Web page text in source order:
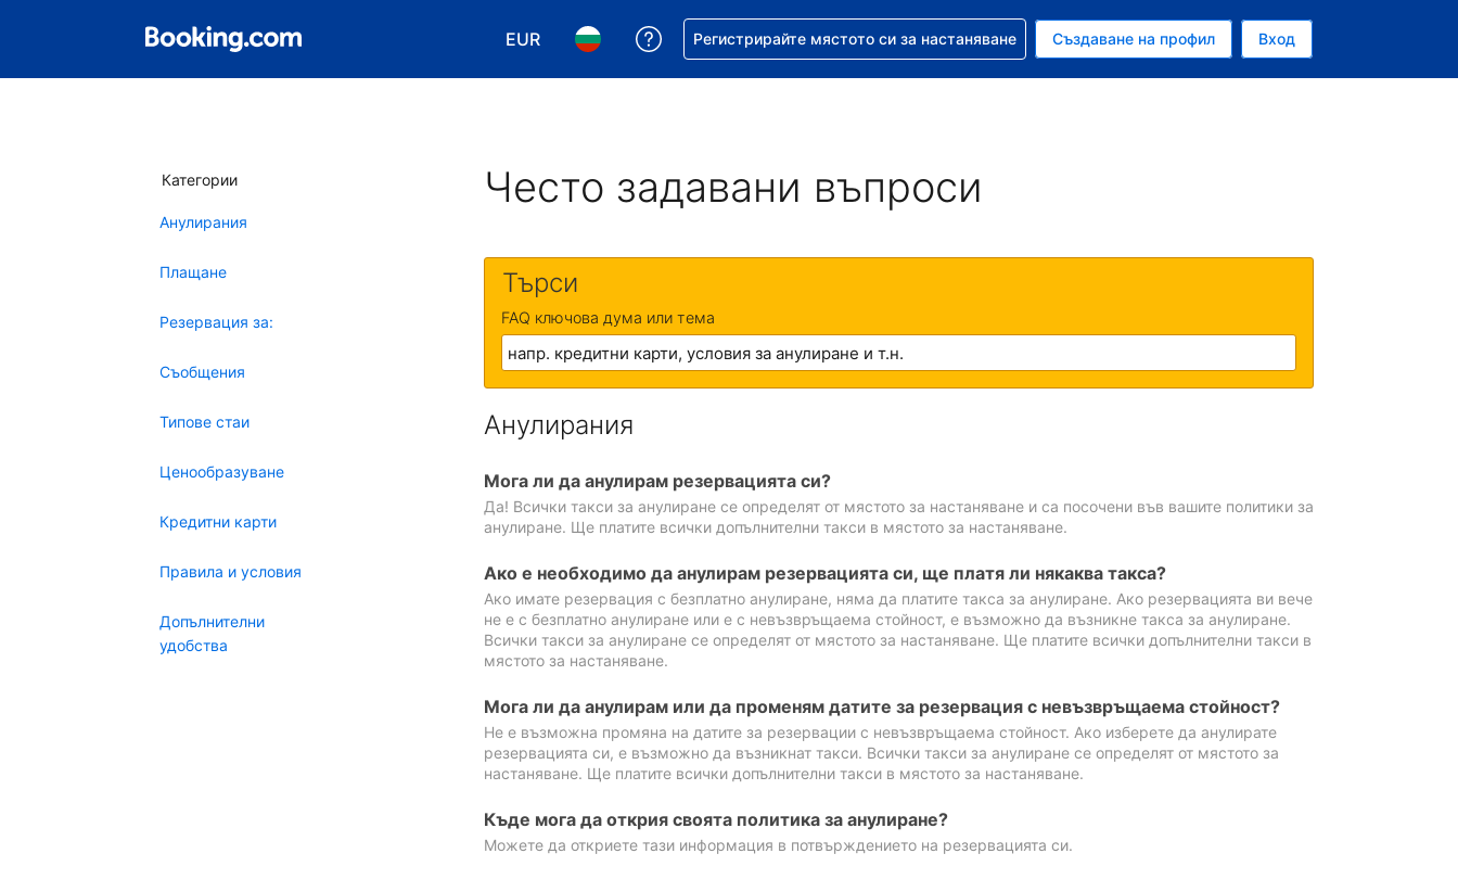
EUR
Избор на валута. Избрана валута - Евро
Избор на език. Избран език - Български
Помощ с резервацията ви
Регистрирайте мястото си за настаняване Създаване на профил Вход
Категории
Анулирания
Плащане
Резервация за:
Съобщения
Типове стаи
Ценообразуване
Кредитни карти
Правила и условия
Допълнителни
удобства
Често задавани въпроси
Търси
FAQ ключова дума или тема
Анулирания
Мога ли да анулирам резервацията си?
Да! Всички такси за анулиране се определят от мястото за настаняване и са посочени във вашите политики за
анулиране. Ще платите всички допълнителни такси в мястото за настаняване.
Ако е необходимо да анулирам резервацията си, ще платя ли някаква такса?
Ако имате резервация с безплатно анулиране, няма да платите такса за анулиране. Ако резервацията ви вече
не е с безплатно анулиране или е с невъзвръщаема стойност, е възможно да възникне такса за анулиране.
Всички такси за анулиране се определят от мястото за настаняване. Ще платите всички допълнителни такси в
мястото за настаняване.
Мога ли да анулирам или да променям датите за резервация с невъзвръщаема стойност?
Не е възможна промяна на датите за резервации с невъзвръщаема стойност. Ако изберете да анулирате
резервацията си, е възможно да възникнат такси. Всички такси за анулиране се определят от мястото за
настаняване. Ще платите всички допълнителни такси в мястото за настаняване.
Къде мога да открия своята политика за анулиране?
Можете да откриете тази информация в потвърждението на резервацията си.